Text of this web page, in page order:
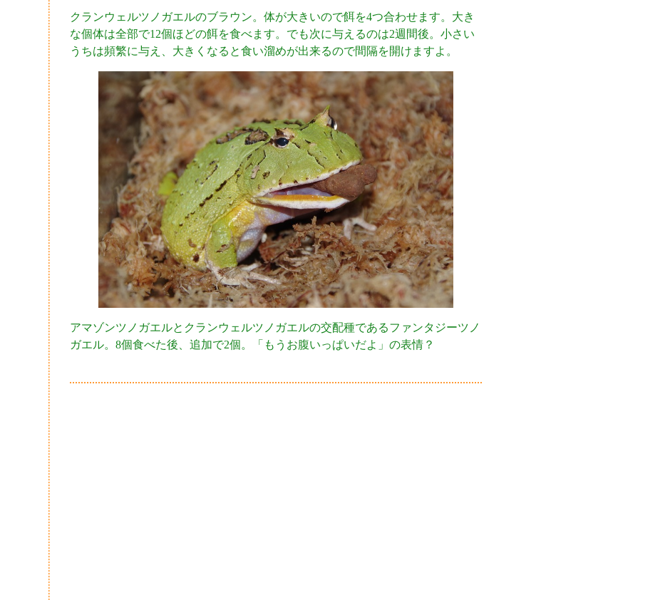
クランウェルツノガエルのブラウン。体が大きいので餌を4つ合わせます。大き
な個体は全部で12個ほどの餌を食べます。でも次に与えるのは2週間後。小さい
うちは頻繁に与え、大きくなると食い溜めが出来るので間隔を開けますよ。
アマゾンツノガエルとクランウェルツノガエルの交配種であるファンタジーツノ
ガエル。8個食べた後、追加で2個。「もうお腹いっぱいだよ」の表情？